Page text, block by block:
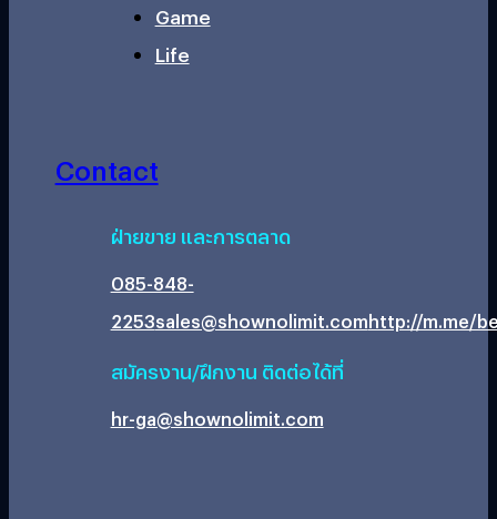
Game
Life
Contact
ฝ่ายขาย และการตลาด
085-848-
2253sales@shownolimit.comhttp://m.me/
สมัครงาน/ฝึกงาน ติดต่อได้ที่
hr-ga@shownolimit.com